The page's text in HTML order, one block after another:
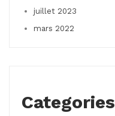
juillet 2023
mars 2022
Categories